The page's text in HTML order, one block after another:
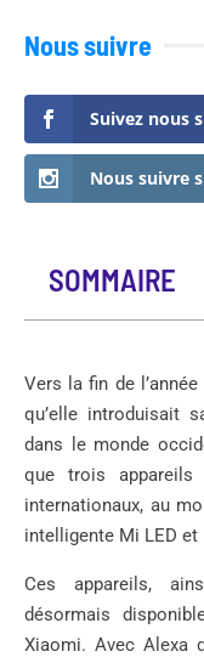
Nous suivre
Suivez nous
Nous suivre
SOMMAIRE
Vers la fin de
qu’elle introduisait
dans le monde
que trois appareils
internationaux, au
intelligente Mi LED
Ces appareils,
désormais
Xiaomi. Avec Alexa